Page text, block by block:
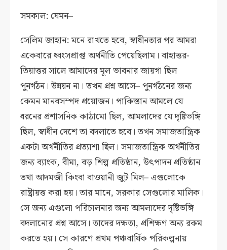
সমকাল: যেমন–
সেলিম জাহান: মনে রাখতে হবে, স্বাধীনতার পর আমরা
একেবারে ধ্বংসপ্রাপ্ত অর্থনীতি পেয়েছিলাম। বাহাত্তর-
তিয়াত্তর সালে আমাদের মূল ভাবনার জায়গা ছিল
পুনর্গঠন। উন্নয়ন না। তখন প্রশ্ন আসে– পুনর্গঠনের জন্য
কেমন মানবসম্পদ প্রয়োজন। পাকিস্তান আমলে যে
ধরনের প্রশাসনিক কাঠামো ছিল, আমলাদের যে দৃষ্টিভঙ্গি
ছিল, স্বাধীন দেশে তা বদলাতে হবে। তখন সমাজতান্ত্রিক
একটা অর্থনীতির প্রত্যাশা ছিল। সমাজতান্ত্রিক অর্থনীতির
জন্য ব্যাংক, বীমা, বড় শিল্প প্রতিষ্ঠান, উৎপাদন প্রতিষ্ঠান
তথা আদমজী কিংবা বাওয়ানী জুট মিল– এগুলোকে
রাষ্ট্রায়ত্ত করা হয়। তার মানে, সরকার সেগুলোর মালিক।
সে জন্য এগুলো পরিচালনার জন্য আমলাদের দৃষ্টিভঙ্গি
বদলানোর প্রশ্ন আসে। তাদের দক্ষতা, প্রশিক্ষণ অন্য রকম
করতে হয়। সে কারণে প্রথম পঞ্চবার্ষিক পরিকল্পনায়